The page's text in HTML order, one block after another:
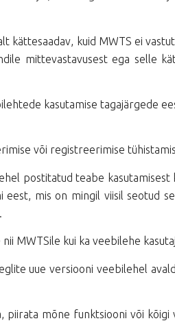
kättesaadav, kuid MWTS ei
mittevastavusest ega selle
kasutamise tagajärgede
või registreerimise
postitatud teabe kasutamisest
eest, mis on mingil viisil seotud
MWTSile kui ka veebilehe
uue versiooni veebilehel
piirata mõne funktsiooni või kõigi